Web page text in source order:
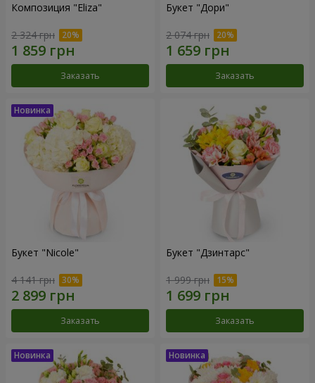
Композиция "Eliza"
2 324 грн
Заказать
Букет "Дори"
2 074 грн
Заказать
Букет "Nicole"
4 141 грн
Заказать
Букет "Дзинтарс"
1 999 грн
Заказать